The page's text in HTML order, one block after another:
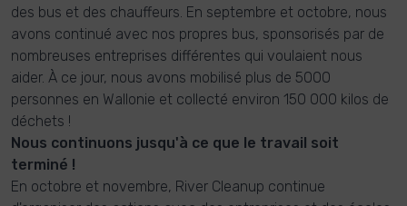
des bus et des chauffeurs. En septembre et octobre, nous
avons continué avec nos propres bus, sponsorisés par de
nombreuses entreprises différentes qui voulaient nous
aider. À ce jour, nous avons mobilisé plus de 5000
personnes en Wallonie et collecté environ 150 000 kilos de
déchets !
Nous continuons jusqu'à ce que le travail soit
terminé !
En octobre et novembre, River Cleanup continue